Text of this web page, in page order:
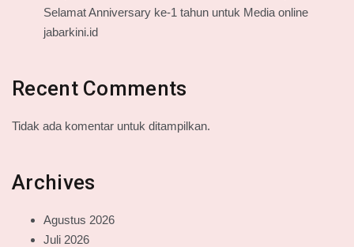
Selamat Anniversary ke-1 tahun untuk Media online
jabarkini.id
Recent Comments
Tidak ada komentar untuk ditampilkan.
Archives
Agustus 2026
Juli 2026